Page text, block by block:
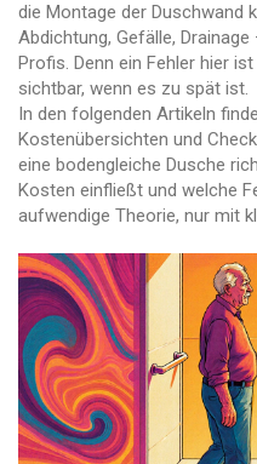
die Montage der Duschwand
Abdichtung, Gefälle,
Profis. Denn ein Fehler hier
sichtbar, wenn es zu spät ist.
In den folgenden Artikeln
Kostenübersichten und
eine bodengleiche Dusche
Kosten einfließt und welche
aufwendige Theorie, nur mit